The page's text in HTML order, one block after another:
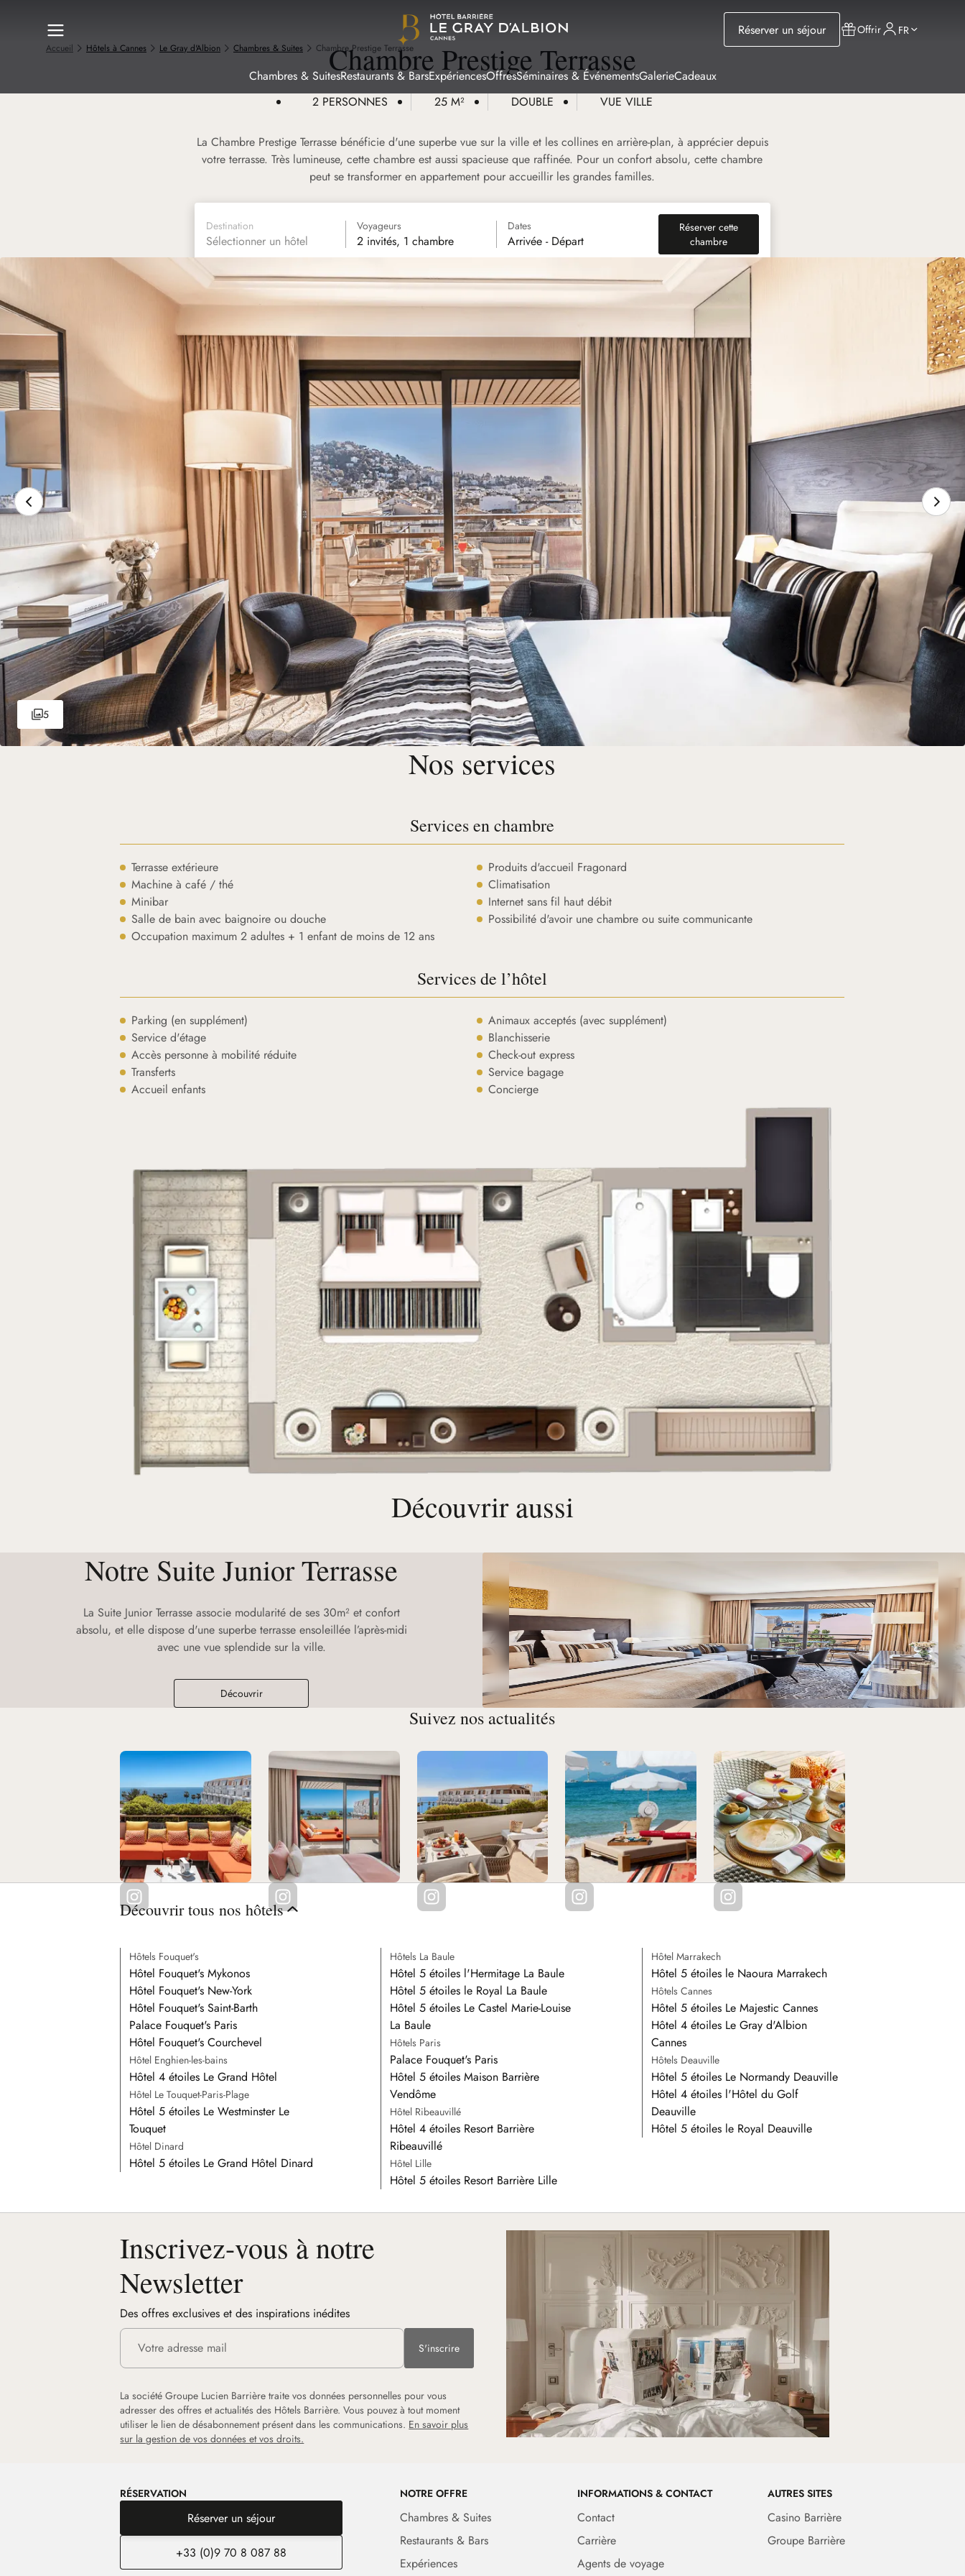
Réserver un séjour Offrir FR
Chambres & SuitesRestaurants & BarsExpériencesOffresSéminaires & ÉvénementsGalerieCadeaux
Accueil Hôtels à Cannes Le Gray d'Albion Chambres & Suites Chambre Prestige Terrasse
Chambre Prestige Terrasse
2 PERSONNES 25 M² DOUBLE VUE VILLE
La Chambre Prestige Terrasse bénéficie d'une superbe vue sur la ville et les collines en arrière-plan, à apprécier depuis
votre terrasse. Très lumineuse, cette chambre est aussi spacieuse que raffinée. Pour un confort absolu, cette chambre
peut se transformer en appartement pour accueillir les grandes familles.
Destination
Sélectionner un hôtel
Voyageurs
2 invités, 1 chambre
Dates
Arrivée - Départ
Réserver cette
chambre(nouvel onglet)
5
Nos services
Services en chambre
Terrasse extérieure
Produits d'accueil Fragonard
Machine à café / thé
Climatisation
Minibar
Internet sans fil haut débit
Salle de bain avec baignoire ou douche
Possibilité d'avoir une chambre ou suite communicante
Occupation maximum 2 adultes + 1 enfant de moins de 12 ans
Services de l’hôtel
Parking (en supplément)
Animaux acceptés (avec supplément)
Service d'étage
Blanchisserie
Accès personne à mobilité réduite
Check-out express
Transferts
Service bagage
Accueil enfants
Concierge
Découvrir aussi
Notre Suite Junior Terrasse
La Suite Junior Terrasse associe modularité de ses 30m² et confort
absolu, et elle dispose d'une superbe terrasse ensoleillée l’après-midi
avec une vue splendide sur la ville.
Découvrir
Suivez nos actualités
Découvrir tous nos hôtels
Hôtels Fouquet's
Hôtel Fouquet's Mykonos
Hôtel Fouquet's New-York
Hôtel Fouquet's Saint-Barth
Palace Fouquet's Paris
Hôtel Fouquet's Courchevel
Hôtel Enghien-les-bains
Hôtel 4 étoiles Le Grand Hôtel
Hôtel Le Touquet-Paris-Plage
Hôtel 5 étoiles Le Westminster Le
Touquet
Hôtel Dinard
Hôtel 5 étoiles Le Grand Hôtel Dinard
Hôtels La Baule
Hôtel 5 étoiles l'Hermitage La Baule
Hôtel 5 étoiles le Royal La Baule
Hôtel 5 étoiles Le Castel Marie-Louise
La Baule
Hôtels Paris
Palace Fouquet's Paris
Hôtel 5 étoiles Maison Barrière
Vendôme
Hôtel Ribeauvillé
Hôtel 4 étoiles Resort Barrière
Ribeauvillé
Hôtel Lille
Hôtel 5 étoiles Resort Barrière Lille
Hôtel Marrakech
Hôtel 5 étoiles le Naoura Marrakech
Hôtels Cannes
Hôtel 5 étoiles Le Majestic Cannes
Hôtel 4 étoiles Le Gray d'Albion
Cannes
Hôtels Deauville
Hôtel 5 étoiles Le Normandy Deauville
Hôtel 4 étoiles l'Hôtel du Golf
Deauville
Hôtel 5 étoiles le Royal Deauville
Inscrivez-vous à notre
Newsletter
Des offres exclusives et des inspirations inédites
S'inscrire
La société Groupe Lucien Barrière traite vos données personnelles pour vous
adresser des offres et actualités des Hôtels Barrière. Vous pouvez à tout moment
utiliser le lien de désabonnement présent dans les communications. En savoir plus
sur la gestion de vos données et vos droits.
RÉSERVATION
Réserver un séjour
+33 (0)9 70 8 087 88
NOTRE OFFRE
Chambres & Suites
Restaurants & Bars
Expériences
INFORMATIONS & CONTACT
Contact
Carrière
Agents de voyage
AUTRES SITES
Casino Barrière
Groupe Barrière